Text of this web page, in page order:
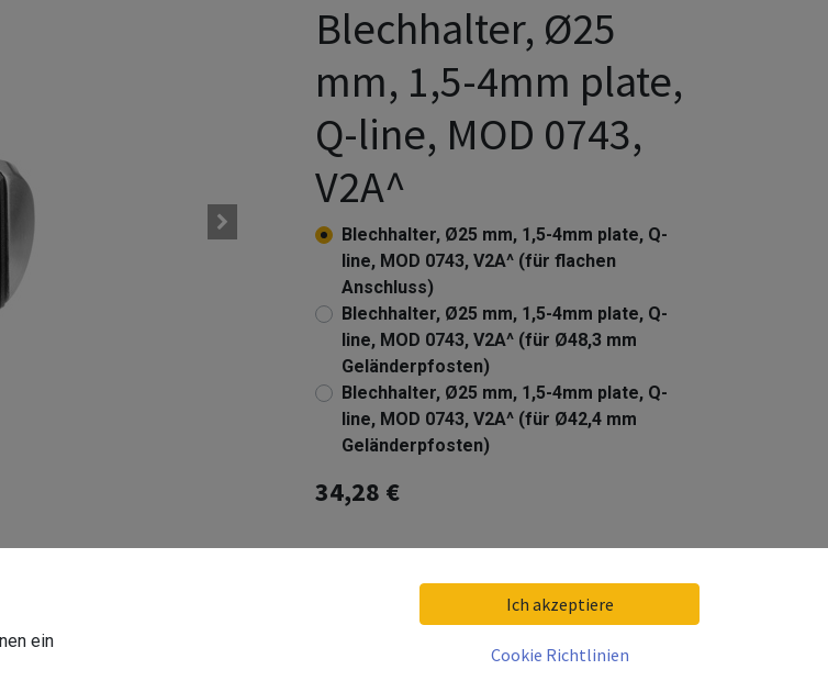
Blechhalter, Ø25
mm, 1,5-4mm plate,
Q-line, MOD 0743,
V2A^
Blechhalter, Ø25 mm, 1,5-4mm plate, Q-
line, MOD 0743, V2A^ (für flachen
Anschluss)
Blechhalter, Ø25 mm, 1,5-4mm plate, Q-
line, MOD 0743, V2A^ (für Ø48,3 mm
Geländerpfosten)
Blechhalter, Ø25 mm, 1,5-4mm plate, Q-
line, MOD 0743, V2A^ (für Ø42,4 mm
Geländerpfosten)
34,28 €
Inkl. 19% MwSt. zzgl. Versandkosten
10 Arbeitstage
Delivery date:2026-08-24
ein
Ich akzeptiere
Cookie Richtlinien